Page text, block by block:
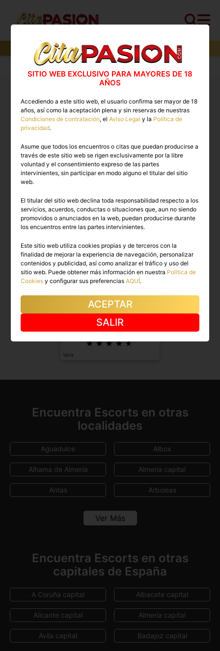
perfiles,1perfiles verificados y0con video
Cita PASION.COM
>Escorts> Almeria Turre
Putas Turre. ❤️ Los mejores anuncios de Escorts en
Cita PASION.COM
Diversión y amabilidad me definen:
tranquila y gua...
Vera
Encuentra Escorts en otras
localidades
Aguadulce Albox
Alhama de Almería Almería capital
Antas Arboleas
Armuña de Almanzora
Garrucha Huércal-Overa
Mojácar Pulpí
Roquetas de Mar Vera
Ver Más
Encuentra Escorts en otras
capitales de España
A Coruña capital Albacete capital
Alicante capital Almería capital
Ávila capital Badajoz capital
SITIO WEB EXCLUSIVO PARA MAYORES DE 18
AÑOS
Accediendo a este sitio web, el usuario confirma ser mayor de 18
años, así como la aceptación plena y sin reservas de nuestras
Condiciones de contratación, elAviso Legal y la Política de
privacidad.
Asume que todos los encuentros o citas que puedan producirse a
través de este sitio web se rigen exclusivamente por la libre
voluntad y el consentimiento expreso de las partes
intervinientes, sin participar en modo alguno el titular del sitio
web.
El titular del sitio web declina toda responsabilidad respecto a los
servicios, acuerdos, conductas o situaciones que, aun no siendo
promovidos o anunciados en la web, puedan producirse durante
los encuentros entre las partes intervinientes.
Este sitio web utiliza cookies propias y de terceros con la
finalidad de mejorar la experiencia de navegación, personalizar
contenidos y publicidad, así como analizar el tráfico y uso del
sitio web. Puede obtener más información en nuestra Política de
Cookies y configurar sus preferenciasAQUÍ.
ACEPTAR
SALIR